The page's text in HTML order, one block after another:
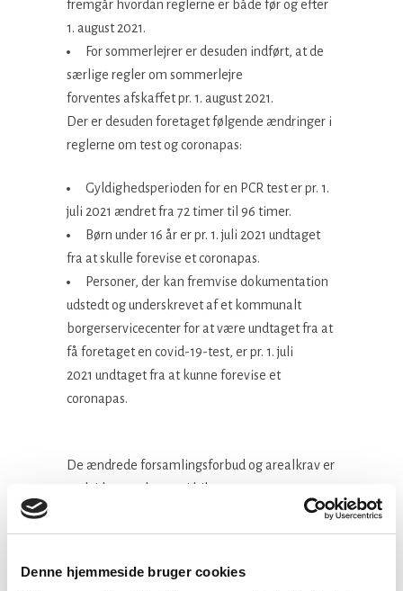
Denne hjemmeside bruger cookies
fremgår hvordan reglerne er både før og efter
1. august 2021.
For sommerlejrer er desuden indført, at de
særlige regler om sommerlejre
forventes afskaffet pr. 1. august 2021.
Der er desuden foretaget følgende ændringer i
reglerne om test og coronapas:
Gyldighedsperioden for en PCR test er pr. 1.
juli 2021 ændret fra 72 timer til 96 timer.
Børn under 16 år er pr. 1. juli 2021 undtaget
fra at skulle forevise et coronapas.
Personer, der kan fremvise dokumentation
udstedt og underskrevet af et kommunalt
borgerservicecenter for at være undtaget fra at
få foretaget en covid-19-test, er pr. 1. juli
2021 undtaget fra at kunne forevise et
coronapas.
De ændrede forsamlingsforbud og arealkrav er
endvidere opdateret i bilag 1.
Se de opdaterede retningslinjer på